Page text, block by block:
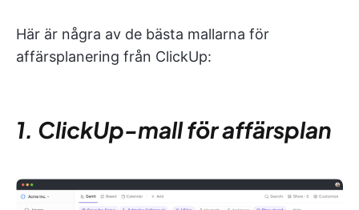
Här är några av de bästa mallarna för
affärsplanering från ClickUp:
1. ClickUp-mall för affärsplan